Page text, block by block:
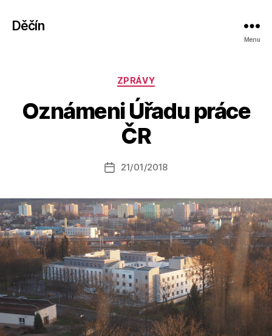
Děčín
Menu
Rubriky
ZPRÁVY
Oznámeni Úřadu práce
ČR
Autor
příspěvku
u
a
s
o
Datum
21/01/2018